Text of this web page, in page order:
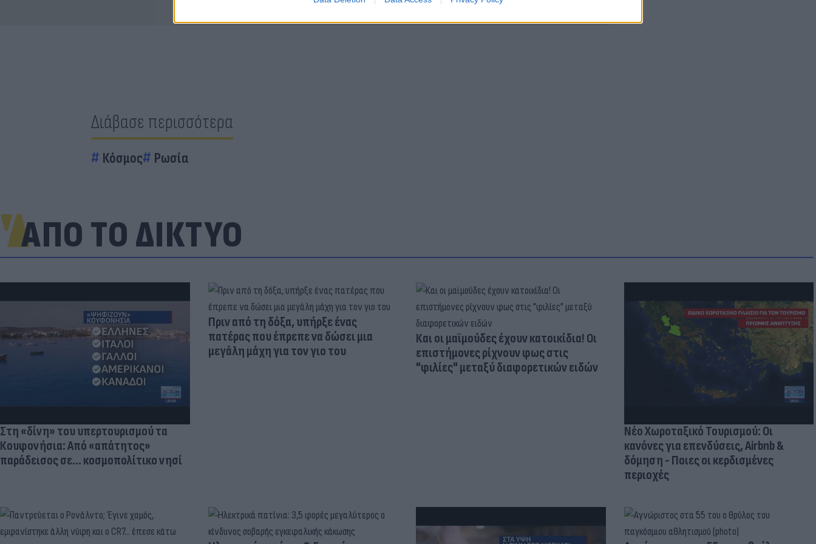
Διάβασε περισσότερα
Κόσμος Ρωσία
ΑΠΟ ΤΟ ΔΙΚΤΥΟ
Στη «δίνη» του υπερτουρισμού τα
Κουφονήσια: Από «απάτητος»
παράδεισος σε... κοσμοπολίτικο νησί
Πριν από τη δόξα, υπήρξε ένας
πατέρας που έπρεπε να δώσει μια
μεγάλη μάχη για τον γιο του
Και οι μαϊμούδες έχουν κατοικίδια! Οι
επιστήμονες ρίχνουν φως στις
"φιλίες" μεταξύ διαφορετικών ειδών
Νέο Χωροταξικό Τουρισμού: Οι
κανόνες για επενδύσεις, Airbnb &
δόμηση - Ποιες οι κερδισμένες
περιοχές